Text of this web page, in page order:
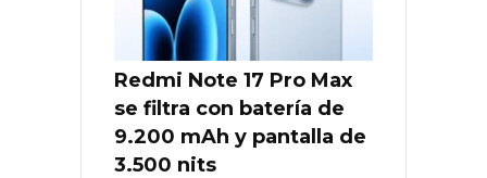
Redmi Note 17 Pro Max
se filtra con batería de
9.200 mAh y pantalla de
3.500 nits